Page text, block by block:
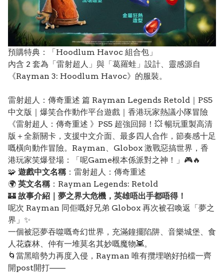
預購特典：「Hoodlum Havoc 組合包」
內含 2 套為「雷射超人」與「葛羅蛙」設計、靈感源自
《Rayman 3: Hoodlum Havoc》的服裝。
雷射超人：傳奇重述 篇 Rayman Legends Retold｜PS5
中文版｜爆笑合作動作平台遊戲｜香港玩家熱議小隊冒險
《雷射超人：傳奇重述 》PS5 超強回歸！💥 暢玩重製高清
版＋全新關卡，支援中文介面、最多四人合作，節奏感十足
嘅橫向動作冒險。Rayman、Globox 激戰惡搞世界，香
港玩家笑爆登場：「呢Game根本係派對之神！」🎮🔥
🧩 遊戲中文名稱 ：雷射超人：傳奇重述
🌍 英文名稱 ：Rayman Legends: Retold
🏰 故事介紹｜夢之界大危機，英雄唔出手都唔得！
呢次 Rayman 同佢嘅好兄弟 Globox 再次被召喚返「夢之
界」✨
一個被惡夢吞噬嘅奇幻世界，充滿鐘擺陷阱、音樂城堡、食
人花森林、仲有一堆莫名其妙嘅魔物👾。
🌀當黑暗勢力再度入侵，Rayman 唯有攬埋啲好拍檔一齊
開post開打——